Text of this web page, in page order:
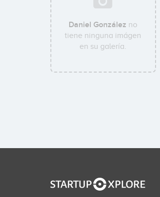
Daniel González no
tiene ninguna imágen
en su galería.